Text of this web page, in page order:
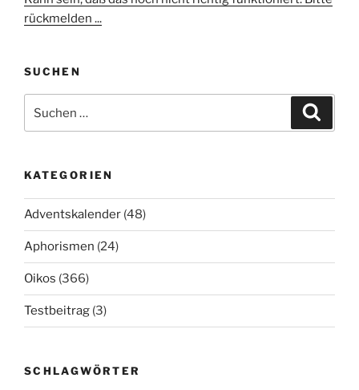
rückmelden ...
SUCHEN
nach:
KATEGORIEN
Adventskalender (48)
Aphorismen (24)
Oikos (366)
Testbeitrag (3)
SCHLAGWÖRTER